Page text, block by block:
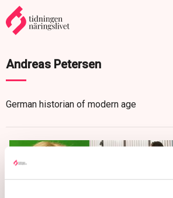
Andreas Petersen
German historian of modern age